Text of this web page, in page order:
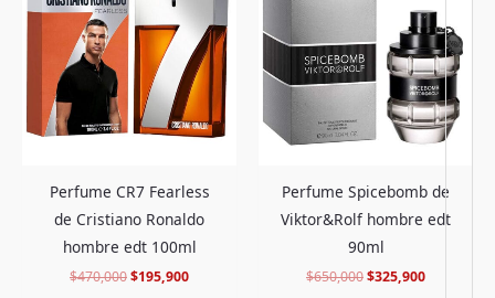
Perfume CR7 Fearless
de Cristiano Ronaldo
hombre edt 100ml
$470,000
$470,000.
$195,900
$195,900.
Perfume Spicebomb de
Viktor&Rolf hombre edt
90ml
$650,000
$650,000.
$325,900
es:
$325,900.